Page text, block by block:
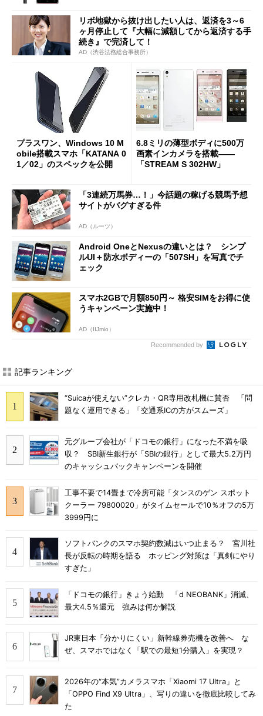
リボ地獄から抜け出したい人は、返済を3～6
ヶ月停止して『大幅に減額してから返済する手
続き』で完済して！
AD（渋谷法務総合事務所）
プラスワン、Windows 10 M
obile搭載スマホ「KATANA 0
1／02」のスペックを公開
6.8ミリの薄型ボディに500万
画素インカメラを搭載――
「STREAM S 302HW」
「3連続万馬券…！」今話題の稼げる競馬予想
サイトがバグすぎる件
AD（ルーツ）
Android OneとNexusの違いとは？ シンプ
ルUI＋防水ボディーの「507SH」を写真でチ
ェック
スマホ2GBで月額850円～ 格安SIMをお得に使
うキャンペーン実施中！
AD（IIJmio）
Recommended by
記事ランキング
“Suicaが使えない”クレカ・QR専用改札機に賛否 「問
題なく運用できる」「交通系ICの方がスムーズ」
元グループ会社が「ドコモの銀行」になった不満を吸
収？ SBI新生銀行が「SBIの銀行」として最大5.2万円
のキャッシュバックキャンペーンを開催
工事不要で14畳まで冷房可能「タンスのゲン スポット
クーラー 79800020」がタイムセールで10％オフの5万
3999円に
ソフトバンクのスマホ契約数減はいつ止まる？ 宮川社
長が反転の時期を語る ホッピング対策は「真剣にやり
すぎた」
「ドコモの銀行」きょう始動 「d NEOBANK」消滅、
最大4.5％還元 強みは何か解説
JR東日本「分かりにくい」新幹線券売機を改善へ な
ぜ、スマホではなく「駅での最短1分購入」を実現？
2026年の“本気”カメラスマホ「Xiaomi 17 Ultra」と
「OPPO Find X9 Ultra」、写りの違いを徹底比較してみ
た